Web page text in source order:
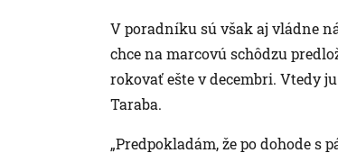
V poradníku sú však aj vládne
chce na marcovú schôdzu
rokovať ešte v decembri. Vtedy
Taraba.
„Predpokladám, že po dohode s